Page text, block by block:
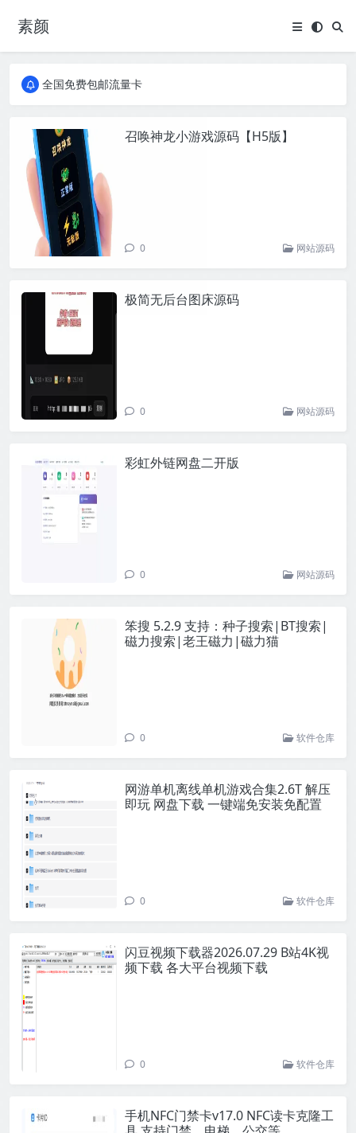
素颜
全国免费包邮流量卡
全国免费包邮流量卡
召唤神龙小游戏源码【H5版】
0 网站源码
极简无后台图床源码
0 网站源码
彩虹外链网盘二开版
0 网站源码
笨搜 5.2.9 支持：种子搜索|BT搜索|
磁力搜索|老王磁力|磁力猫
0 软件仓库
网游单机离线单机游戏合集2.6T 解压
即玩 网盘下载 一键端免安装免配置
0 软件仓库
闪豆视频下载器2026.07.29 B站4K视
频下载 各大平台视频下载
0 软件仓库
手机NFC门禁卡v17.0 NFC读卡克隆工